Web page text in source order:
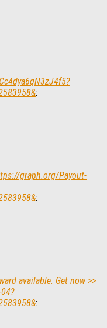
:
graph.org/Payout-
:
available. Get now >>
: